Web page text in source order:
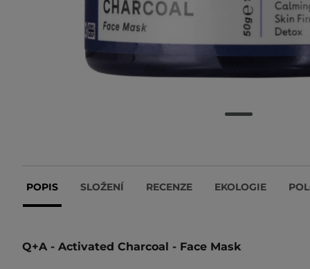
POPIS SLOŽENÍ RECENZE EKOLOGIE
Q+A - Activated Charcoal - Face Mask